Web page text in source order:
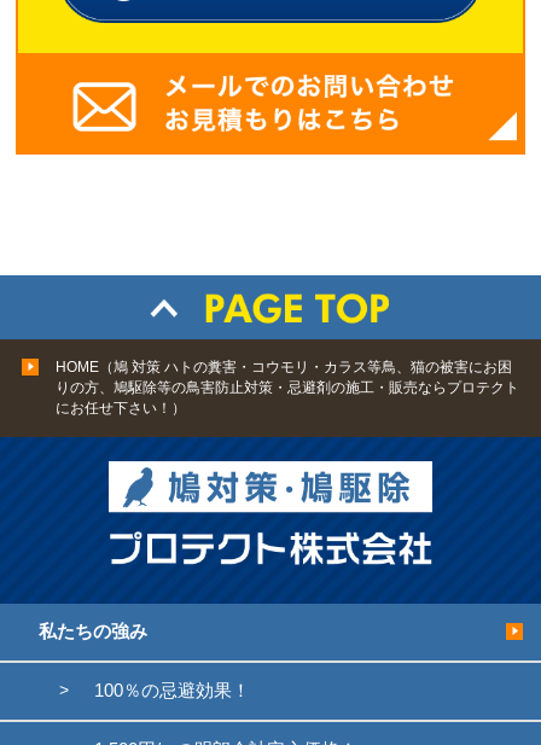
HOME（鳩 対策 ハトの糞害・コウモリ・カラス等鳥、猫の被害にお困
りの方、鳩駆除等の鳥害防止対策・忌避剤の施工・販売ならプロテクト
にお任せ下さい！）
私たちの強み
100％の忌避効果！